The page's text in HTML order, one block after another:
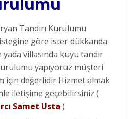
Tandırı Kurulumu
göre ister dükkanda
villasında kuyu tandır
yapıyoruz müşteri
için değerlidir Hizmet almak
iletişime geçebilirsiniz (
Samet Usta )